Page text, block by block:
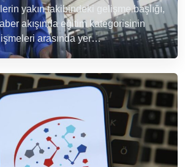
yakın takibindeki gelişme başlığı,
akışında eğitim kategorisinin
arasında yer…